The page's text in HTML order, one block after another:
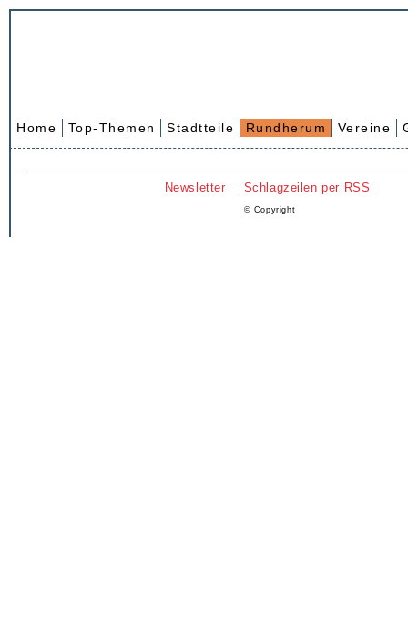
Home Top-Themen Stadtteile Rundherum Vereine
Newsletter Schlagzeilen per RSS
© Copyright